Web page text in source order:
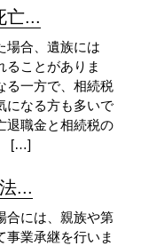
亡...
場合、遺族には
ることがありま
る一方で、相続税
になる方も多いで
退職金と相続税の
[…]
...
合には、親族や第
事業承継を行いま